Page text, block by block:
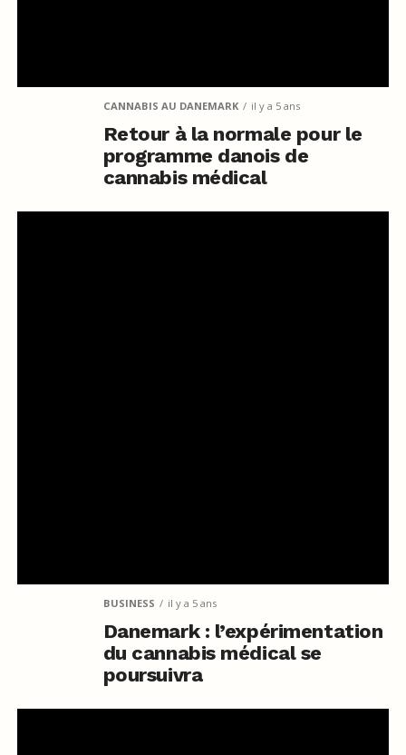
CANNABIS AU DANEMARK il y a 5 ans
Retour à la normale pour le
programme danois de
cannabis médical
BUSINESS il y a 5 ans
Danemark : l’expérimentation
du cannabis médical se
poursuivra